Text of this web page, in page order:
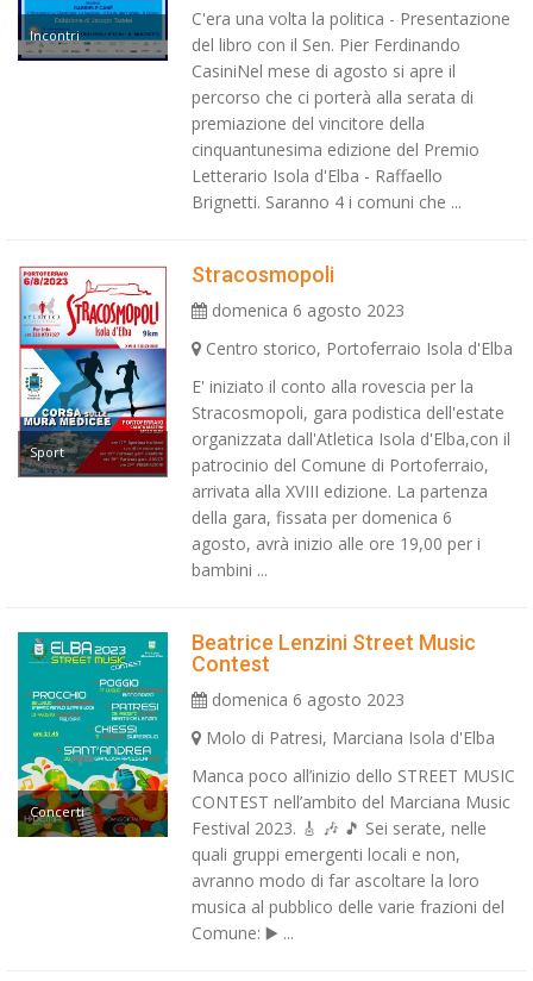
Incontri
C'era una volta la politica - Presentazione
del libro con il Sen. Pier Ferdinando
CasiniNel mese di agosto si apre il
percorso che ci porterà alla serata di
premiazione del vincitore della
cinquantunesima edizione del Premio
Letterario Isola d'Elba - Raffaello
Brignetti. Saranno 4 i comuni che ...
Sport
Stracosmopoli
domenica 6 agosto 2023
Centro storico, Portoferraio Isola d'Elba
E' iniziato il conto alla rovescia per la
Stracosmopoli, gara podistica dell'estate
organizzata dall'Atletica Isola d'Elba,con il
patrocinio del Comune di Portoferraio,
arrivata alla XVIII edizione. La partenza
della gara, fissata per domenica 6
agosto, avrà inizio alle ore 19,00 per i
bambini ...
Concerti
Beatrice Lenzini Street Music
Contest
domenica 6 agosto 2023
Molo di Patresi, Marciana Isola d'Elba
Manca poco all’inizio dello STREET MUSIC
CONTEST nell’ambito del Marciana Music
Festival 2023. 🎸 🎶 🎵 Sei serate, nelle
quali gruppi emergenti locali e non,
avranno modo di far ascoltare la loro
musica al pubblico delle varie frazioni del
Comune: ▶️ ...